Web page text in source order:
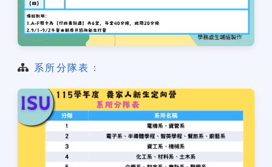
系所分隊表：